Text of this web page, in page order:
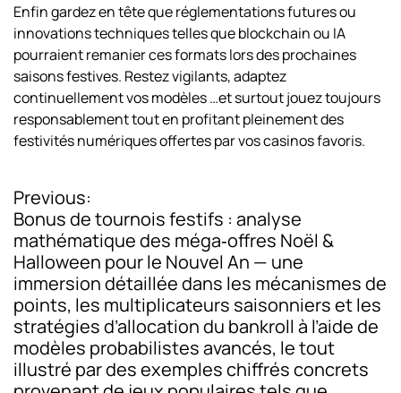
Enfin gardez en tête que réglementations futures ou
innovations techniques telles que blockchain ou IA
pourraient remanier ces formats lors des prochaines
saisons festives. Restez vigilants, adaptez
continuellement vos modèles …et surtout jouez toujours
responsablement tout en profitant pleinement des
festivités numériques offertes par vos casinos favoris.​
P
o
s
t
n
a
Previous:
Bonus de tournois festifs : analyse
mathématique des méga‑offres Noël &
Halloween pour le Nouvel An — une
immersion détaillée dans les mécanismes de
points, les multiplicateurs saisonniers et les
stratégies d’allocation du bankroll à l’aide de
modèles probabilistes avancés, le tout
illustré par des exemples chiffrés concrets